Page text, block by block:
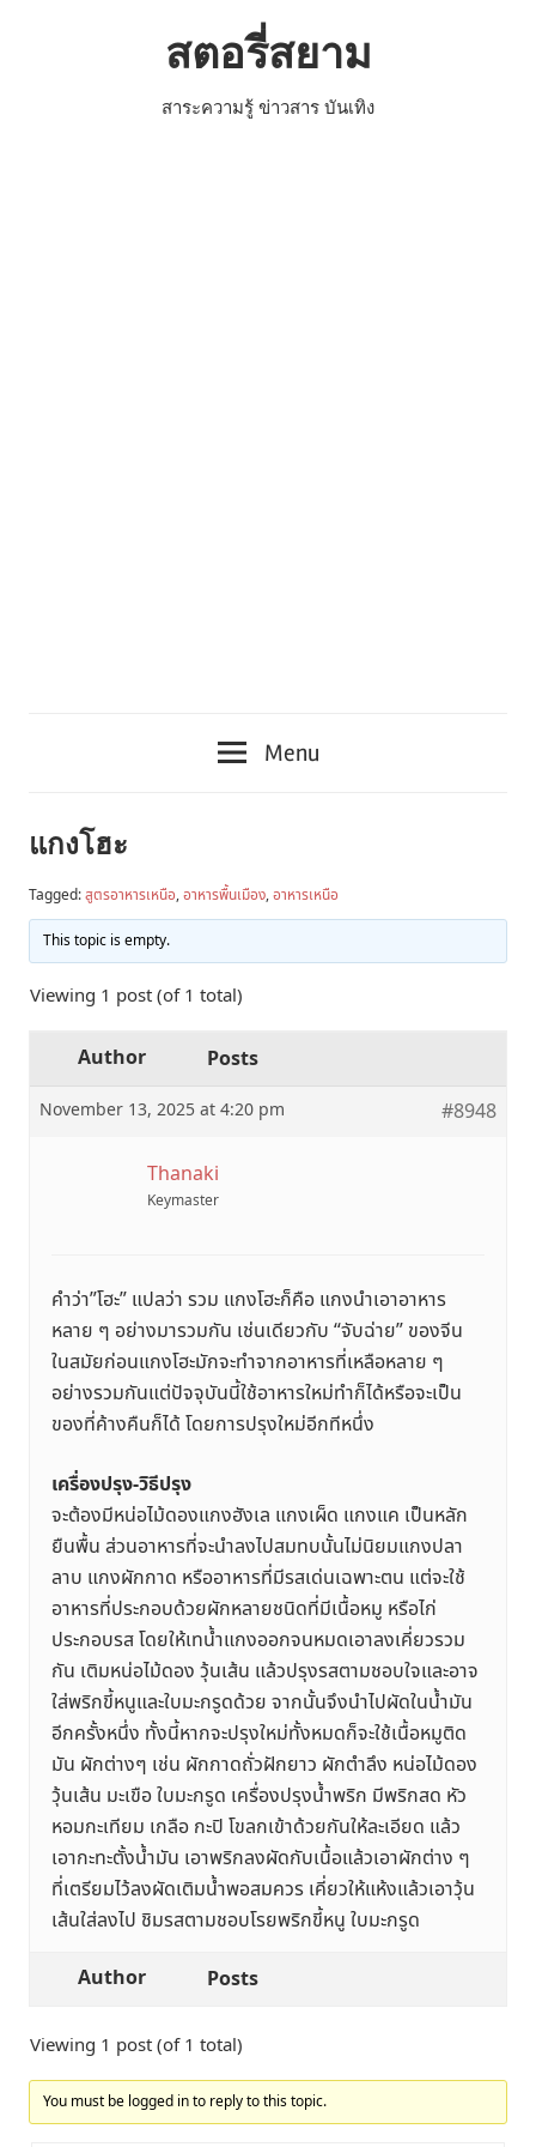
สตอรี่สยาม
สาระความรู้ ข่าวสาร บันเทิง
Menu
แกงโฮะ
Tagged:สูตรอาหารเหนือ,อาหารพื้นเมือง,อาหารเหนือ
This topic is empty.
Viewing 1 post (of 1 total)
Author Posts
November 13, 2025 at 4:20 pm #8948
Thanaki
Keymaster
คำว่า”โฮะ” แปลว่า รวม แกงโฮะก็คือ แกงนำเอาอาหาร
หลาย ๆ อย่างมารวมกัน เช่นเดียวกับ “จับฉ่าย” ของจีน
ในสมัยก่อนแกงโฮะมักจะทำจากอาหารที่เหลือหลาย ๆ
อย่างรวมกันแต่ปัจจุบันนี้ใช้อาหารใหม่ทำก็ได้หรือจะเป็น
ของที่ค้างคืนก็ได้ โดยการปรุงใหม่อีกทีหนึ่ง
เครื่องปรุง-วิธีปรุง
จะต้องมีหน่อไม้ดองแกงฮังเล แกงเผ็ด แกงแค เป็นหลัก
ยืนพื้น ส่วนอาหารที่จะนำลงไปสมทบนั้นไม่นิยมแกงปลา
ลาบ แกงผักกาด หรืออาหารที่มีรสเด่นเฉพาะตน แต่จะใช้
อาหารที่ประกอบด้วยผักหลายชนิดที่มีเนื้อหมู หรือไก่
ประกอบรส โดยให้เทน้ำแกงออกจนหมดเอาลงเคี่ยวรวม
กัน เติมหน่อไม้ดอง วุ้นเส้น แล้วปรุงรสตามชอบใจและอาจ
ใส่พริกขี้หนูและใบมะกรูดด้วย จากนั้นจึงนำไปผัดในน้ำมัน
อีกครั้งหนึ่ง ทั้งนี้หากจะปรุงใหม่ทั้งหมดก็จะใช้เนื้อหมูติด
มัน ผักต่างๆ เช่น ผักกาดถั่วฝักยาว ผักตำลึง หน่อไม้ดอง
วุ้นเส้น มะเขือ ใบมะกรูด เครื่องปรุงน้ำพริก มีพริกสด หัว
หอมกะเทียม เกลือ กะปิ โขลกเข้าด้วยกันให้ละเอียด แล้ว
เอากะทะตั้งน้ำมัน เอาพริกลงผัดกับเนื้อแล้วเอาผักต่าง ๆ
ที่เตรียมไว้ลงผัดเติมน้ำพอสมควร เคี่ยวให้แห้งแล้วเอาวุ้น
เส้นใส่ลงไป ชิมรสตามชอบโรยพริกขี้หนู ใบมะกรูด
Author
Posts
Viewing 1 post (of 1 total)
You must be logged in to reply to this topic.